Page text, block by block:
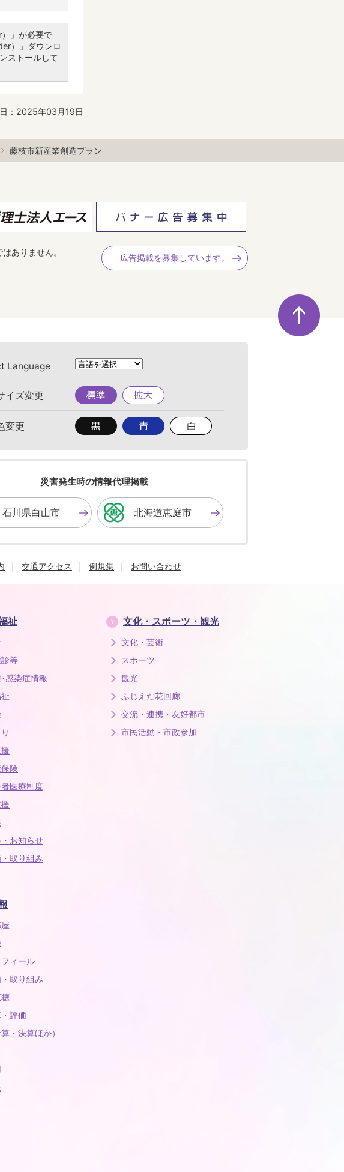
」が必要で
）」ダウンロ
ストールして
：2025年03月19日
藤枝市新産業創造プラン
ありません。
広告掲載を募集しています。
ペ
ー
ジ
の
Language
イズ変更
標
準
拡
大
変更
背
景
色
す
る
背
景
色
る
背
景
る
災害発生時の情報代理掲載
石川県白山市 北海道恵庭市
交通アクセス 例規集 お問い合わせ
祉
等
感染症情報
険
医療制度
お知らせ
取り組み
文化・スポーツ・観光
文化・芸術
スポーツ
観光
ふじえだ花回廊
交流・連携・友好都市
市民活動・市政参加
ィール
取り組み
評価
・決算ほか）